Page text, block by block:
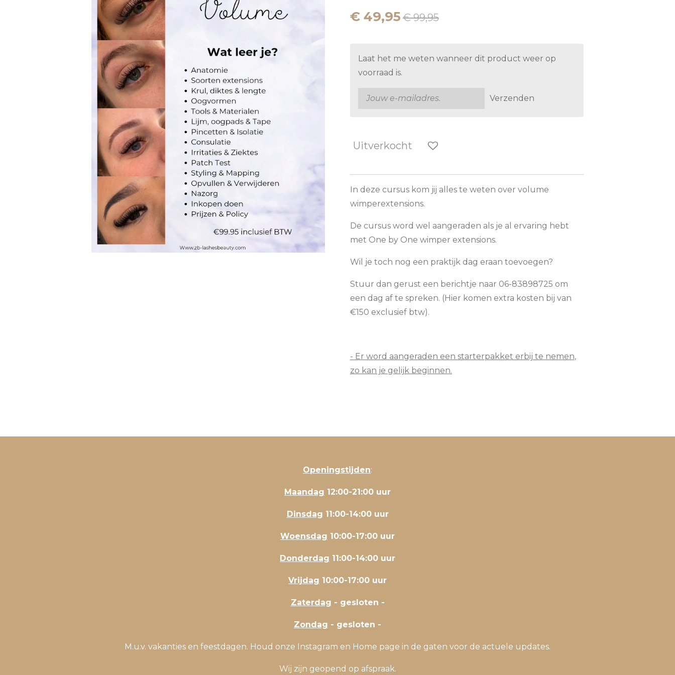
€ 49,95 € 99,95
Laat het me weten wanneer dit product weer op
voorraad is.
Verzenden
Uitverkocht
In deze cursus kom jij alles te weten over volume
wimperextensions.
De cursus word wel aangeraden als je al ervaring hebt
met One by One wimper extensions.
Wil je toch nog een praktijk dag eraan toevoegen?
Stuur dan gerust een berichtje naar 06-83898725 om
een dag af te spreken. (Hier komen extra kosten bij van
€150 exclusief btw).
- Er word aangeraden een starterpakket erbij te nemen,
zo kan je gelijk beginnen.
Openingstijden:
Maandag 12:00-21:00 uur
Dinsdag 11:00-14:00 uur
Woensdag 10:00-17:00 uur
Donderdag 11:00-14:00 uur
Vrijdag 10:00-17:00 uur
Zaterdag - gesloten -
Zondag - gesloten -
M.u.v. vakanties en feestdagen. Houd onze Instagram en Home page in de gaten voor de actuele updates.
Wij zijn geopend op afspraak.